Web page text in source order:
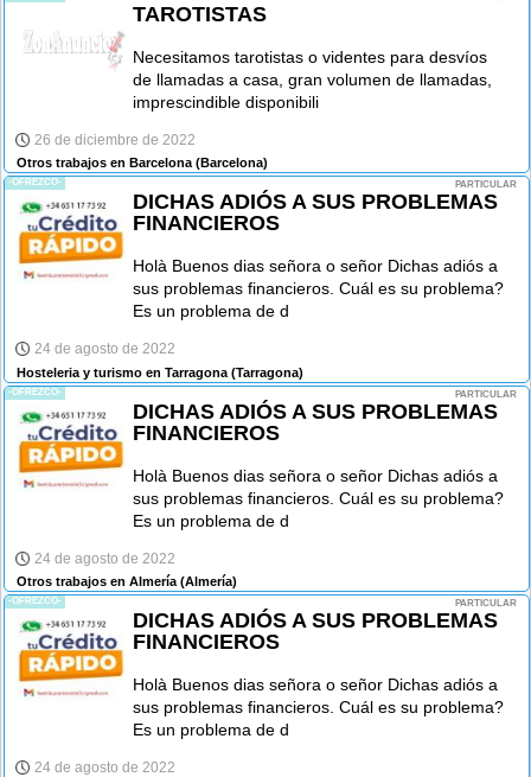
TAROTISTAS
Necesitamos tarotistas o videntes para desvíos
de llamadas a casa, gran volumen de llamadas,
imprescindible disponibili
26 de diciembre de 2022
Otros trabajos en Barcelona (Barcelona)
-OFREZCO- PARTICULAR
DICHAS ADIÓS A SUS PROBLEMAS
FINANCIEROS
Holà Buenos dias señora o señor Dichas adiós a
sus problemas financieros. Cuál es su problema?
Es un problema de d
24 de agosto de 2022
Hosteleria y turismo en Tarragona (Tarragona)
-OFREZCO- PARTICULAR
DICHAS ADIÓS A SUS PROBLEMAS
FINANCIEROS
Holà Buenos dias señora o señor Dichas adiós a
sus problemas financieros. Cuál es su problema?
Es un problema de d
24 de agosto de 2022
Otros trabajos en Almería (Almería)
-OFREZCO- PARTICULAR
DICHAS ADIÓS A SUS PROBLEMAS
FINANCIEROS
Holà Buenos dias señora o señor Dichas adiós a
sus problemas financieros. Cuál es su problema?
Es un problema de d
24 de agosto de 2022